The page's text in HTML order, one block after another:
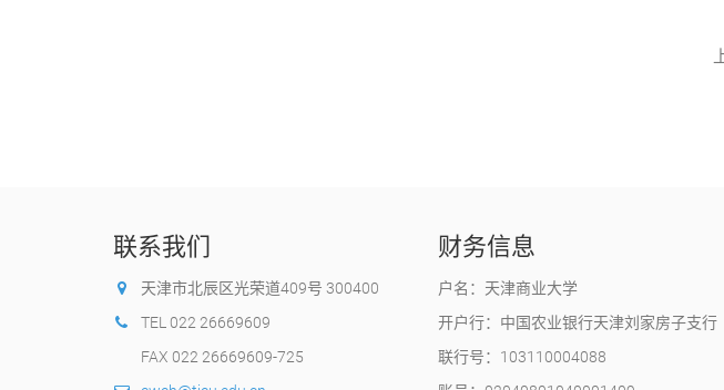
联系我们
天津市北辰区光荣道409号 300400
TEL 022 26669609
FAX 022 26669609-725
财务信息
户名：天津商业大学
开户行：中国农业银行天津刘家房子支行
联行号：103110004088